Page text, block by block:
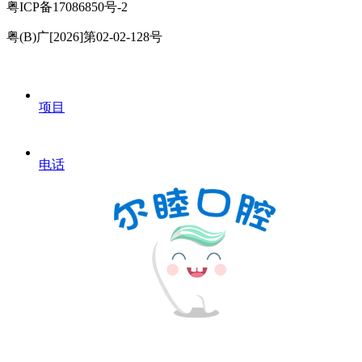
粤ICP备17086850号-2
粤(B)广[2026]第02-02-128号
项目
电话